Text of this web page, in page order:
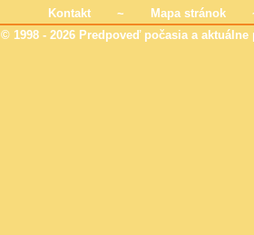
Kontakt ~ Mapa stránok
© 1998 - 2026 Predpoveď počasia a